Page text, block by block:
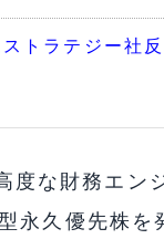
トラテジー社反
度な財務エン
久優先株を